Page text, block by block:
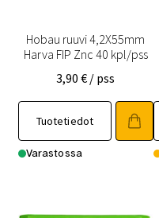
Hobau ruuvi 4,2X55mm
Harva FIP Znc 40 kpl/pss
3,90€ / pss
Tuotetiedot
Varastossa